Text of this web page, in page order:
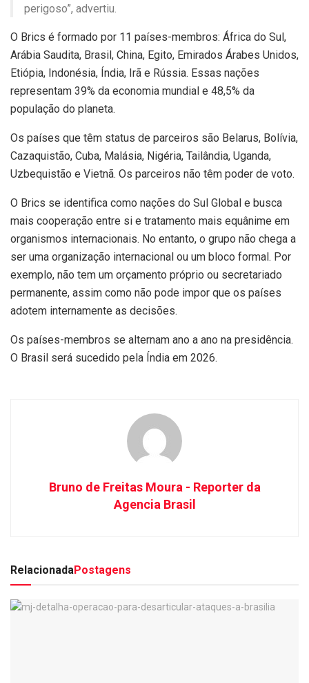
perigoso”, advertiu.
O Brics é formado por 11 países-membros: África do Sul,
Arábia Saudita, Brasil, China, Egito, Emirados Árabes Unidos,
Etiópia, Indonésia, Índia, Irã e Rússia. Essas nações
representam 39% da economia mundial e 48,5% da
população do planeta.
Os países que têm status de parceiros são Belarus, Bolívia,
Cazaquistão, Cuba, Malásia, Nigéria, Tailândia, Uganda,
Uzbequistão e Vietnã. Os parceiros não têm poder de voto.
O Brics se identifica como nações do Sul Global e busca
mais cooperação entre si e tratamento mais equânime em
organismos internacionais. No entanto, o grupo não chega a
ser uma organização internacional ou um bloco formal. Por
exemplo, não tem um orçamento próprio ou secretariado
permanente, assim como não pode impor que os países
adotem internamente as decisões.
Os países-membros se alternam ano a ano na presidência.
O Brasil será sucedido pela Índia em 2026.
Bruno de Freitas Moura - Reporter da
Agencia Brasil
RelacionadaPostagens